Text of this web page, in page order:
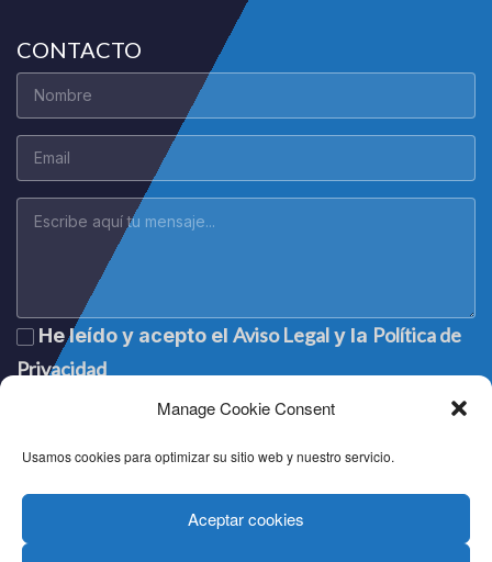
Manage Cookie Consent
Usamos cookies para optimizar su sitio web y nuestro servicio.
Aceptar cookies
CONTACTO
He leído y acepto el Aviso Legaly la Política de
Privacidad